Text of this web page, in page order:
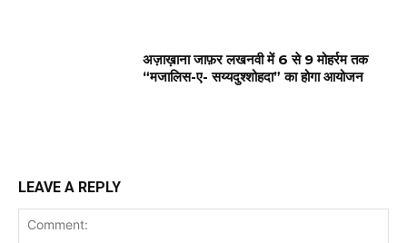
अज़ाख़ाना जाफ़र लखनवी में 6 से 9 मोहर्रम तक
“मजालिस-ए- सय्यदुश्शोहदा” का होगा आयोजन
LEAVE A REPLY